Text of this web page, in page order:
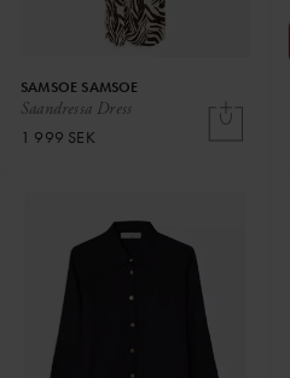
Saandressa Dress
SAMSOE SAMSOE
1 999 SEK